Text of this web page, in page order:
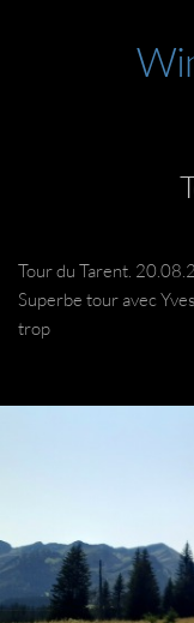
Tour du Tarent.
Superbe tour avec
trop